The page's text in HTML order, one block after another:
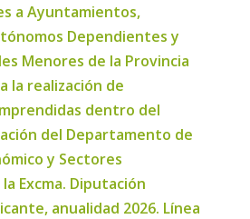
a Ayuntamientos,
Dependientes y
Menores de la Provincia
la realización de
dentro del
del Departamento de
y Sectores
Excma. Diputación
anualidad 2026. Línea